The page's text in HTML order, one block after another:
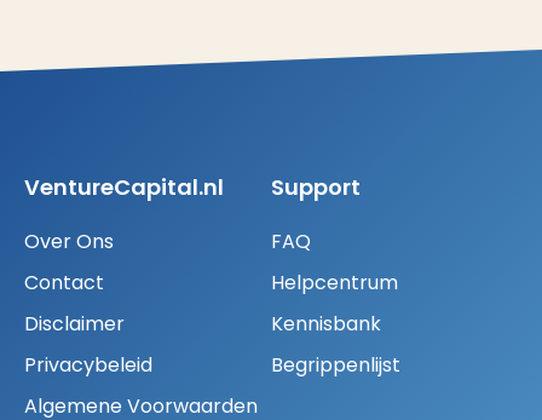
VentureCapital.nl
Over Ons
Contact
Disclaimer
Privacybeleid
Algemene Voorwaarden
Support
FAQ
Helpcentrum
Kennisbank
Begrippenlijst